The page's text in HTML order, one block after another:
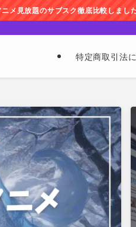
比較しました
特定商取引法